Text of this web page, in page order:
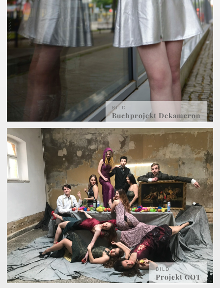
BILD
Buchprojekt Dekameron
BILD
Projekt GOT